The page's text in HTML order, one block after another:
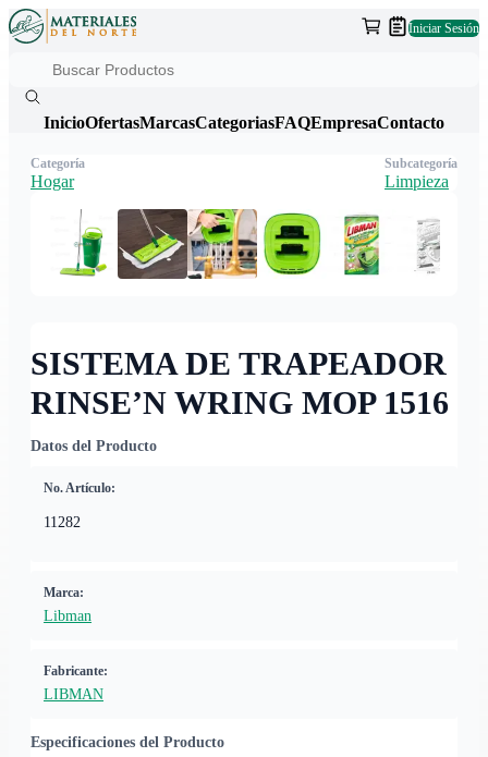
Iniciar Sesión
InicioOfertasMarcasCategoriasFAQEmpresaContacto
SISTEMA DE TRAPEADOR
RINSE’N WRING MOP 1516
Datos del Producto
No. Artículo:
11282
Marca:
Libman
Fabricante:
LIBMAN
Especificaciones del Producto
Categoría
Hogar
Subcategoría
Limpieza